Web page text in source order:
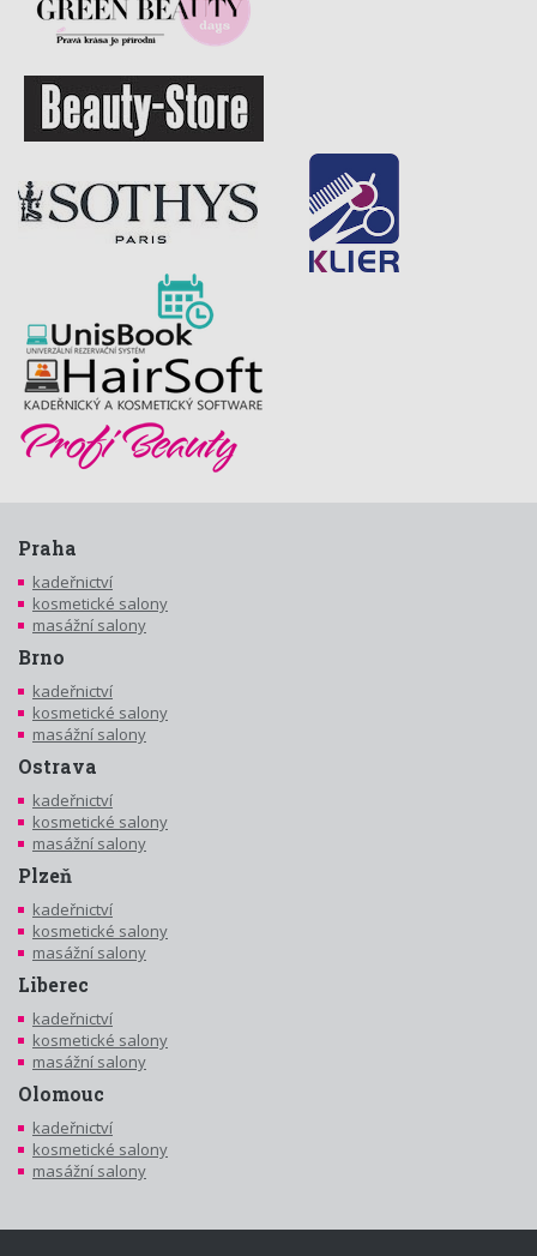
Praha
kadeřnictví
kosmetické salony
masážní salony
Brno
kadeřnictví
kosmetické salony
masážní salony
Ostrava
kadeřnictví
kosmetické salony
masážní salony
Plzeň
kadeřnictví
kosmetické salony
masážní salony
Liberec
kadeřnictví
kosmetické salony
masážní salony
Olomouc
kadeřnictví
kosmetické salony
masážní salony